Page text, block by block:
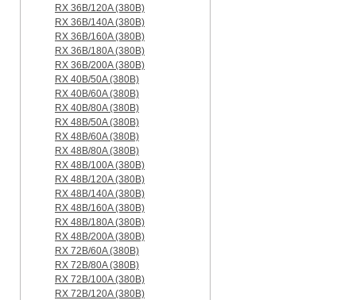
RX 36B/120A (380B)
RX 36B/140A (380B)
RX 36B/160A (380B)
RX 36B/180A (380B)
RX 36B/200A (380B)
RX 40B/50A (380B)
RX 40B/60A (380B)
RX 40B/80A (380B)
RX 48B/50A (380B)
RX 48B/60A (380B)
RX 48B/80A (380B)
RX 48B/100A (380B)
RX 48B/120A (380B)
RX 48B/140A (380B)
RX 48B/160A (380B)
RX 48B/180A (380B)
RX 48B/200A (380B)
RX 72B/60A (380B)
RX 72B/80A (380B)
RX 72B/100A (380B)
RX 72B/120A (380B)